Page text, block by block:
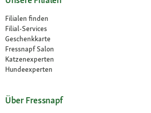
Filialen finden
Filial-Services
Geschenkkarte
Fressnapf Salon
Katzenexperten
Hundeexperten
Über Fressnapf